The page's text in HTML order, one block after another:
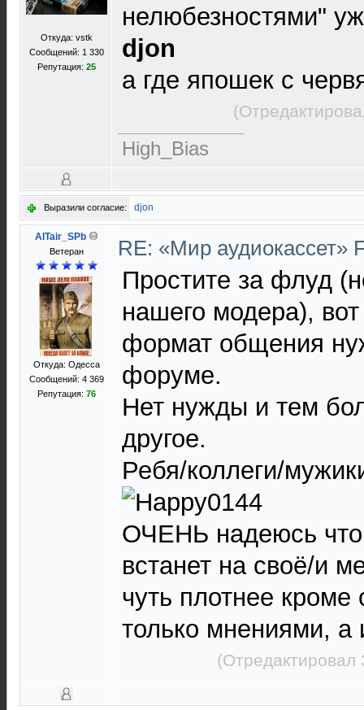
Откуда: vstk
Сообщений: 1 330
Репутация: 25
нелюбезностями"
djon
а где япошек с
High_Bias
Выразили согласие: djon
AlTair_SPb
Ветеран
Откуда: Одесса
Сообщений: 4 369
Репутация: 76
RE: «Мир аудиокассет»
Простите за флуд
нашего модера), вот
формат общения
форуме.
Нет нужды и тем
другое.
Ребя/коллеги/
ОЧЕНЬ надеюсь
встанет на своё/и
чуть плотнее
только мнениями, а